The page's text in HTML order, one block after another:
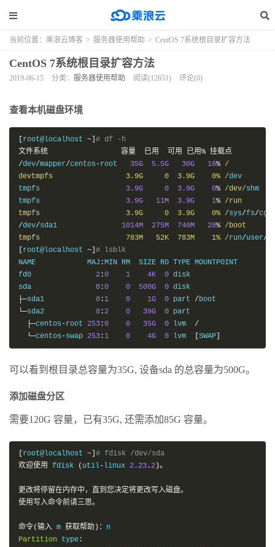
当前位置： 乘浪云博客 > 服务器使用帮助 > CentOS 7系统根目录扩容方法
CentOS 7系统根目录扩容方法
2019-06-15 分类： 服务器使用帮助 阅读(12651) 评论(0)
查看本机磁盘环境
root@localhost ~] # df -h
文件系统
容量 已用 可用 已用% 挂载点
/dev/mapper/centos -root 35G 5.5G 30G 16% /
devtmpfs                 3.9G     0  3.9G    0% /dev
tmpfs 3.9G 0 3.9G 0% /dev/shm
tmpfs 3.9G 11M 3.9G 1% /run
tmpfs                    3.9G     0  3.9G    0% /sys/fs/
/dev/sda1 1014M 275M 740M 28% /boot
tmpfs                    783M   52K  783M    1% /run/user/
root@localhost ~] # lsblk
NAME            MAJ :MIN RM  SIZE RO TYPE MOUNTPOINT
fd0 2 :0 1 4K 0 disk
sda 8 :0 0 500G 0
├─sda1 8 : 1 0 1G 0 part /
└─sda2 8 :2 0 39G 0 part
├─centos -root 253 :0 0 35G 0 lvm /
└─centos -swap 253 : 1 0 4G 0 lvm SWAP
可以看到根目录总容量为35G, 设备sda 的总容量为500G。
添加磁盘分区
需要120G 容量，已有35G, 还需添加85G 容量。
root@localhost ~] # fdisk /dev/sda
欢迎使用 fdisk ( util- linux 2.23 .2 )。
更改将停留在内存中，直到您决定将更改写入磁盘。
使用写入命令前请三思。
命令(输入 m 获取帮助)：
Partition type :